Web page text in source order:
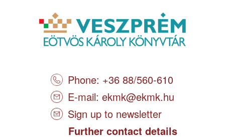
Phone: +36 88/560-610
E-mail: ekmk@ekmk.hu
Sign up to newsletter
Further contact details